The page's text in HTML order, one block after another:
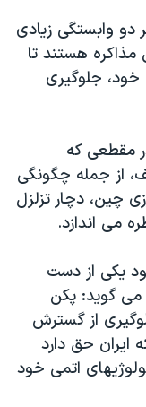
وابستگی زيادی
مذاکره هستند تا
خود، جلوگيری
مقطعی که
از جمله چگونگی
چين، دچار تزلزل
می اندازد.
يکی از دست
می گويد: پکن
از گسترش
حق دارد
اتمی خود